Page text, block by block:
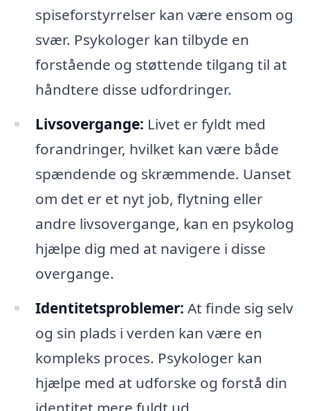
spiseforstyrrelser kan være ensom og
svær. Psykologer kan tilbyde en
forstående og støttende tilgang til at
håndtere disse udfordringer.
Livsovergange: Livet er fyldt med
forandringer, hvilket kan være både
spændende og skræmmende. Uanset
om det er et nyt job, flytning eller
andre livsovergange, kan en psykolog
hjælpe dig med at navigere i disse
overgange.
Identitetsproblemer: At finde sig selv
og sin plads i verden kan være en
kompleks proces. Psykologer kan
hjælpe med at udforske og forstå din